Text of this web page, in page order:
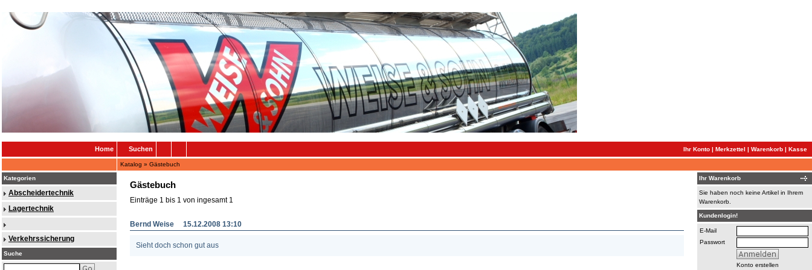
Home Suchen Ihr Konto | Merkzettel | Warenkorb | Kasse
Katalog » Gästebuch
Kategorien
Abscheidertechnik
Lagertechnik
Verkehrssicherung
Suche
Ihr Warenkorb
Sie haben noch keine Artikel in Ihrem
Warenkorb.
Kundenlogin!
E-Mail
Passwort
Konto erstellen
Gästebuch
Einträge 1 bis 1 von ingesamt 1
Bernd Weise 15.12.2008 13:10
Sieht doch schon gut aus